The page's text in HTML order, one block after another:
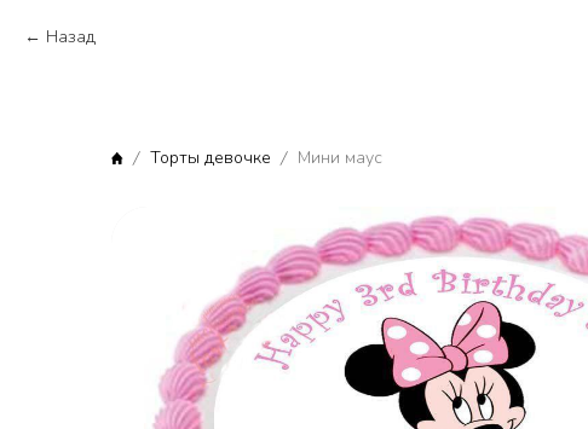
Назад
Торты девочке Мини маус